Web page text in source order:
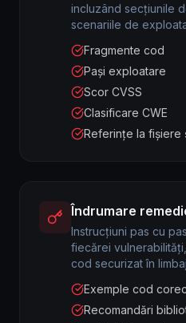
incluzând secțiunile
scenariile de
Fragmente cod
Pași exploatare
Scor CVSS
Clasificare CWE
Referințe la fișiere
Îndrumare
Instrucțiuni pas cu
fiecărei
cod securizat în
Exemple cod
Recomandări